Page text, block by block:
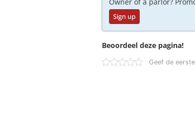
Owner of a parlor?
Sign up
Beoordeel deze pagina!
Geef de